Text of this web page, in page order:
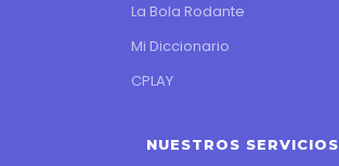
La Bola Rodante
Mi Diccionario
CPLAY
NUESTROS SERVICIOS